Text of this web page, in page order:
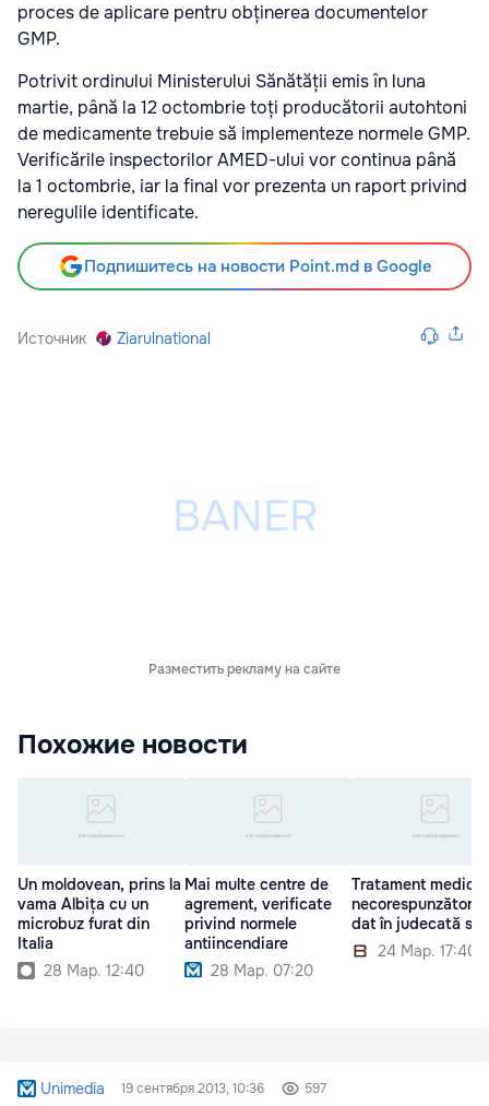
proces de aplicare pentru obținerea documentelor
GMP.
Potrivit ordinului Ministerului Sănătății emis în luna
martie, până la 12 octombrie toți producătorii autohtoni
de medicamente trebuie să implementeze normele GMP.
Verificările inspectorilor AMED-ului vor continua până
la 1 octombrie, iar la final vor prezenta un raport privind
neregulile identificate.
Подпишитесь на новости Point.md в Google
Источник Ziarulnational
Разместить рекламу на сайте
Похожие новости
Un moldovean, prins la
vama Albița cu un
microbuz furat din
Italia
28 Мар. 12:40
Mai multe centre de
agrement, verificate
privind normele
antiincendiare
28 Мар. 07:20
Tratament medical
necorespunzător.
dat în judecată
24 Мар. 17:40
Unimedia 19 сентября 2013, 10:36 597